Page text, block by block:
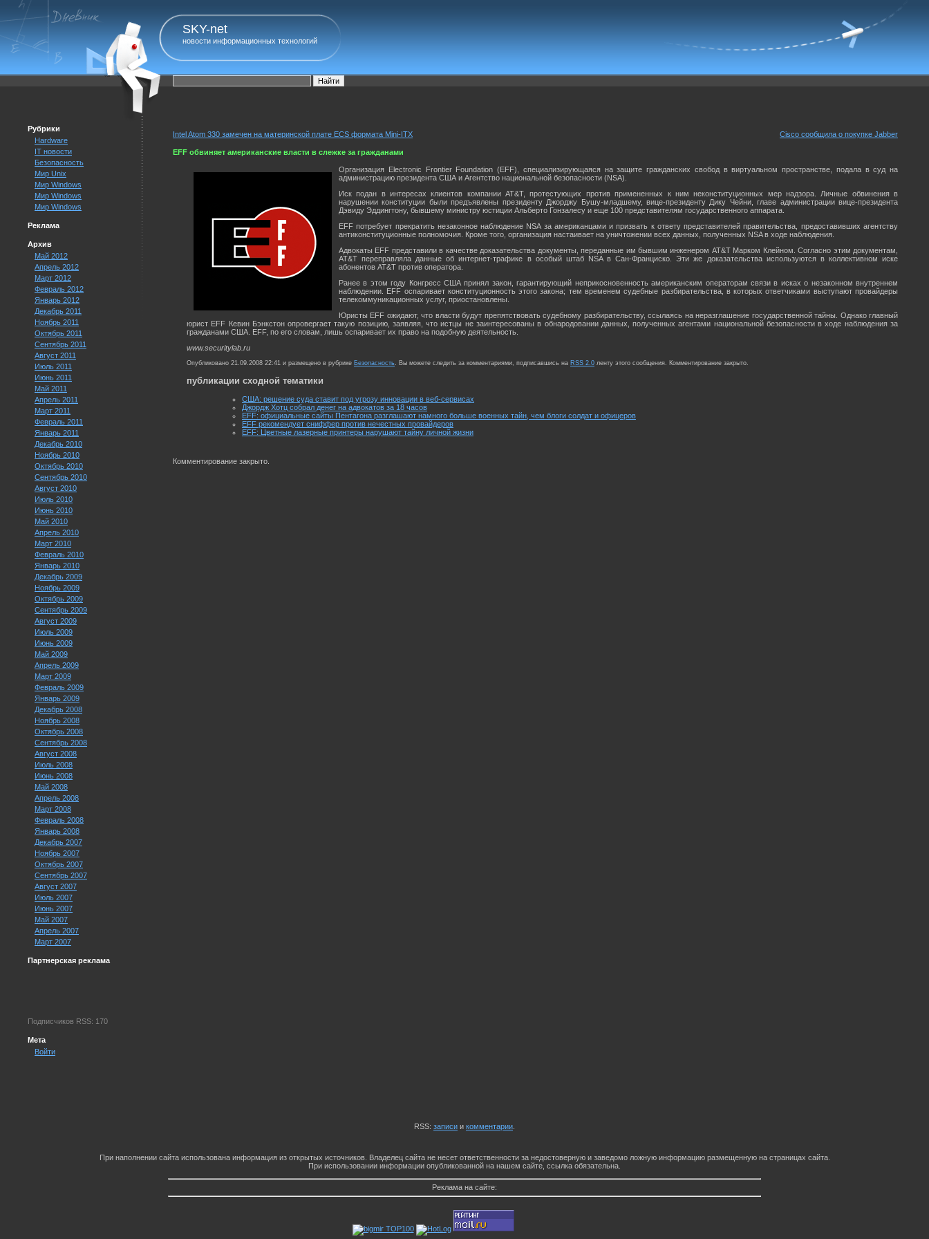
SKY-net
новости информационных технологий
Рубрики
Hardware
IT новости
Безопасность
Мир Unix
Мир Windows
Мир Windows
Мир Windows
Реклама
Архив
Май 2012
Апрель 2012
Март 2012
Февраль 2012
Январь 2012
Декабрь 2011
Ноябрь 2011
Октябрь 2011
Сентябрь 2011
Август 2011
Июль 2011
Июнь 2011
Май 2011
Апрель 2011
Март 2011
Февраль 2011
Январь 2011
Декабрь 2010
Ноябрь 2010
Октябрь 2010
Сентябрь 2010
Август 2010
Июль 2010
Июнь 2010
Май 2010
Апрель 2010
Март 2010
Февраль 2010
Январь 2010
Декабрь 2009
Ноябрь 2009
Октябрь 2009
Сентябрь 2009
Август 2009
Июль 2009
Июнь 2009
Май 2009
Апрель 2009
Март 2009
Февраль 2009
Январь 2009
Декабрь 2008
Ноябрь 2008
Октябрь 2008
Сентябрь 2008
Август 2008
Июль 2008
Июнь 2008
Май 2008
Апрель 2008
Март 2008
Февраль 2008
Январь 2008
Декабрь 2007
Ноябрь 2007
Октябрь 2007
Сентябрь 2007
Август 2007
Июль 2007
Июнь 2007
Май 2007
Апрель 2007
Март 2007
Партнерская реклама
Подписчиков RSS: 170
Мета
Войти
Intel Atom 330 замечен на материнской плате ECS формата Mini-ITX Cisco сообщила о покупке Jabber
EFF обвиняет американские власти в слежке за гражданами
Организация Electronic Frontier Foundation (EFF), специализирующаяся на защите гражданских свобод в виртуальном пространстве, подала в суд на
администрацию президента США и Агентство национальной безопасности (NSA).
Иск подан в интересах клиентов компании AT&T, протестующих против примененных к ним неконституционных мер надзора. Личные обвинения в
нарушении конституции были предъявлены президенту Джорджу Бушу-младшему, вице-президенту Дику Чейни, главе администрации вице-президента
Дэвиду Эддингтону, бывшему министру юстиции Альберто Гонзалесу и еще 100 представителям государственного аппарата.
EFF потребует прекратить незаконное наблюдение NSA за американцами и призвать к ответу представителей правительства, предоставивших агентству
антиконституционные полномочия. Кроме того, организация настаивает на уничтожении всех данных, полученных NSA в ходе наблюдения.
Адвокаты EFF представили в качестве доказательства документы, переданные им бывшим инженером AT&T Марком Клейном. Согласно этим документам,
AT&T переправляла данные об интернет-трафике в особый штаб NSA в Сан-Франциско. Эти же доказательства используются в коллективном иске
абонентов AT&T против оператора.
Ранее в этом году Конгресс США принял закон, гарантирующий неприкосновенность американским операторам связи в исках о незаконном внутреннем
наблюдении. EFF оспаривает конституционность этого закона; тем временем судебные разбирательства, в которых ответчиками выступают провайдеры
телекоммуникационных услуг, приостановлены.
Юристы EFF ожидают, что власти будут препятствовать судебному разбирательству, ссылаясь на неразглашение государственной тайны. Однако главный
юрист EFF Кевин Бэнкстон опровергает такую позицию, заявляя, что истцы не заинтересованы в обнародовании данных, полученных агентами национальной безопасности в ходе наблюдения за
гражданами США. EFF, по его словам, лишь оспаривает их право на подобную деятельность.
www.securitylab.ru
Опубликовано 21.09.2008 22:41 и размещено в рубрике Безопасность. Вы можете следить за комментариями, подписавшись на RSS 2.0 ленту этого сообщения. Комментирование закрыто.
публикации сходной тематики
США: решение суда ставит под угрозу инновации в веб-сервисах
Джордж Хотц собрал денег на адвокатов за 18 часов
EFF: официальные сайты Пентагона разглашают намного больше военных тайн, чем блоги солдат и офицеров
EFF рекомендует сниффер против нечестных провайдеров
EFF: Цветные лазерные принтеры нарушают тайну личной жизни
Комментирование закрыто.
RSS: записи и комментарии
При наполнении сайта использована информация из открытых источников. Владелец сайта не несет ответственности за недостоверную и заведомо ложную информацию размещенную на страницах сайта.
При использовании информации опубликованной на нашем сайте, ссылка обязательна.
Реклама на сайте: